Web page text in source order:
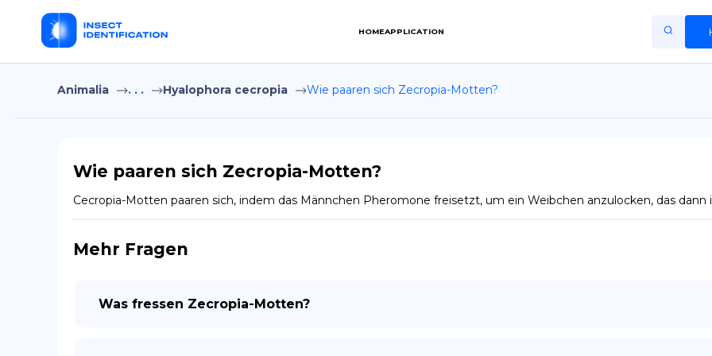
HOMEAPPLICATION
Home
Privacy Policy
Animalia . . . Hyalophora cecropia Wie paaren sich Zecropia-Motten?
Wie paaren sich Zecropia-Motten?
Cecropia-Motten paaren sich, indem das Männchen Pheromone freisetzt, um ein Weibchen anzulocken, das
Mehr Fragen
Was fressen Zecropia-Motten?